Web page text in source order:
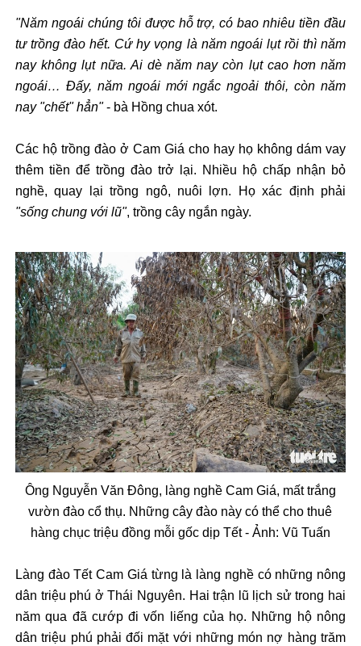
"Năm ngoái chúng tôi được hỗ trợ, có bao nhiêu tiềnđầu
tư trồngđào hết. Cứ hy vọng là năm ngoái lụt rồi thì năm
nay không lụt nữa. Ai dè năm nay còn lụt cao hơn năm
ngoái… Đấy, năm ngoái mới ngắc ngoải thôi, còn năm
nay "chết" hẳn"- bà Hồng chua xót.
Các hộ trồng đào ở Cam Giá cho hay họ không dám vay
thêm tiền để trồng đào trở lại. Nhiều hộ chấp nhận bỏ
nghề, quay lại trồng ngô, nuôi lợn. Họ xác định phải
"sống chung với lũ", trồng cây ngắn ngày.
Ông Nguyễn Văn Đông, làng nghề Cam Giá, mất trắng
vườnđào cổ thụ. Những câyđào này có thể cho thuê
hàng chục triệu đồng mỗi gốc dịp Tết - Ảnh: Vũ Tuấn
Làng đào Tết Cam Giá từng là làng nghề có những nông
dân triệu phú ở Thái Nguyên. Hai trận l ũ l ịch sử trong hai
năm qua đã cướpđi vốn liếng của họ. Những hộ nông
dân triệu phú phảiđối mặt với những món nợ hàng trăm